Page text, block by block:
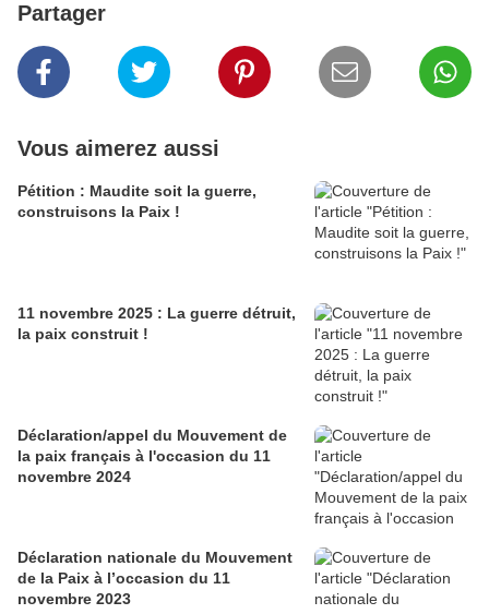
Partager
Vous aimerez aussi
Pétition : Maudite soit la guerre,
construisons la Paix !
11 novembre 2025 : La guerre détruit,
la paix construit !
Déclaration/appel du Mouvement de
la paix français à l'occasion du 11
novembre 2024
Déclaration nationale du Mouvement
de la Paix à l’occasion du 11
novembre 2023